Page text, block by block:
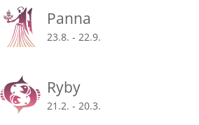
Panna
23.8. - 22.9.
Ryby
21.2. - 20.3.